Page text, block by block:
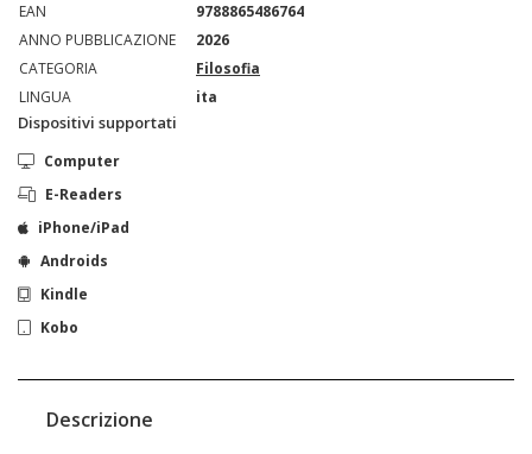
EAN
9788865486764
ANNO PUBBLICAZIONE
2026
CATEGORIA
Filosofia
LINGUA
ita
Dispositivi supportati
Computer
E-Readers
iPhone/iPad
Androids
Kindle
Kobo
Descrizione